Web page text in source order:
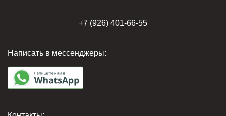
+7 (926) 401-66-55
Написать в мессенджеры: